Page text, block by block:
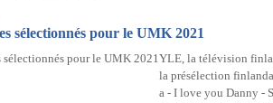
sélectionnés pour le UMK 2021
YLE, la télévision
la présélection
a - I love you Danny -